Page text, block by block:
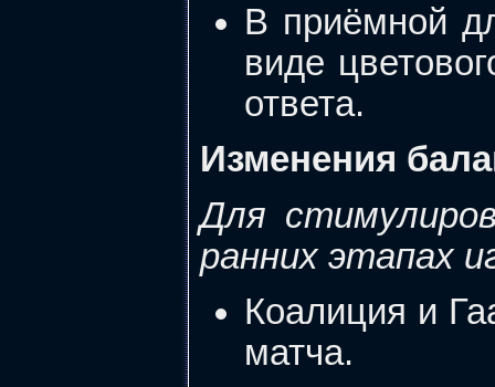
В приёмной
виде
ответа.
Изменения
Для
ранних этапах
Коалиция и
матча.